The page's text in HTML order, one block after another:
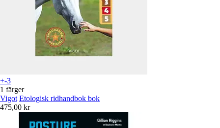
+-3
1 färger
Vigot Etologisk ridhandbok bok
475,00 kr